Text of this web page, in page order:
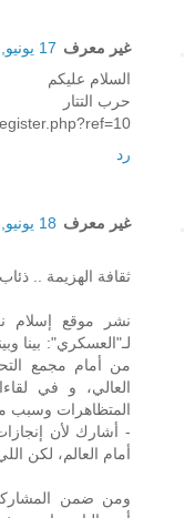
غير معرف 17 يونيو, 2014 21:06
السلام عليكم
حرب التتار
رد
غير معرف 18 يونيو, 2014 20:39
ثقافة الهزيمة .. ذئاب
لـ"العسكري": بينا
من أمام مجمع
العالي، و في
المتظاهرات وسبب
- أشارك لأن
أمام العالم، لكن
ومن ضمن